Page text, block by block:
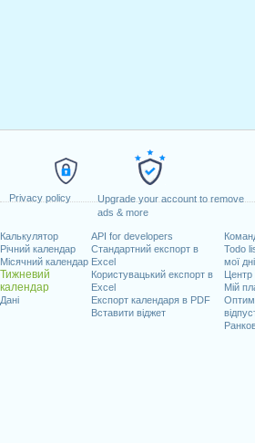
Privacy policy
Upgrade your account to remove
ads & more
Калькулятор
Річний календар
Місячний календар
Тижневий
календар
Дані
API for developers
Стандартний експорт в
Excel
Користувацький експорт в
Excel
Експорт календаря в PDF
Вставити віджет
Todo
мої
Центр
Мій